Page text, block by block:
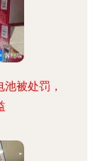
被处罚，